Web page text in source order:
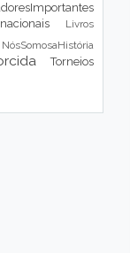
Livros
NósSomosaHistória
Torneios